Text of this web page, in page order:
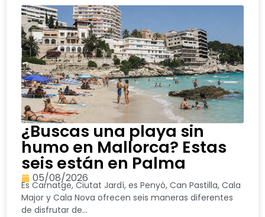
¿Buscas una playa sin
humo en Mallorca? Estas
seis están en Palma
05/08/2026
Es Carnatge, Ciutat Jardí, es Penyó, Can Pastilla, Cala
Major y Cala Nova ofrecen seis maneras diferentes
de disfrutar de...